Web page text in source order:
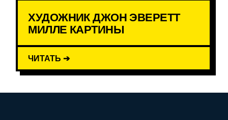
ХУДОЖНИК ДЖОН ЭВЕРЕТТ
МИЛЛЕ КАРТИНЫ
ЧИТАТЬ ➔